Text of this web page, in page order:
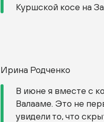
Куршской косе на
Ирина Родченко
В июне я вместе с
Валааме. Это не
увидели то, что